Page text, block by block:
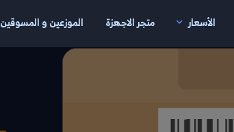
الأسعار متجر الاجهزة الموزعين و المسوقين